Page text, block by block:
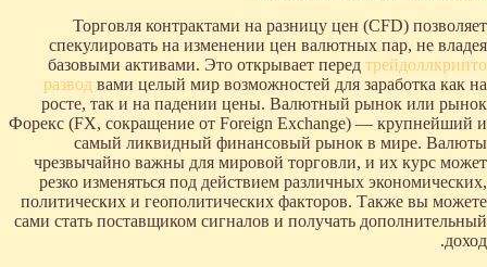
Торговля контрактами на разницу цен (CFD) позволяет
спекулировать на изменении цен валютных пар, не владея
базовыми активами. Это открывает перед трейдоллкрипто
развод вами целый мир возможностей для заработка как на
росте, так и на падении цены. Валютный рынок или рынок
Форекс (FX, сокращение от Foreign Exchange) — крупнейший и
самый ликвидный финансовый рынок в мире. Валюты
чрезвычайно важны для мировой торговли, и их курс может
резко изменяться под действием различных экономических,
политических и геополитических факторов. Также вы можете
сами стать поставщиком сигналов и получать дополнительный
доход.